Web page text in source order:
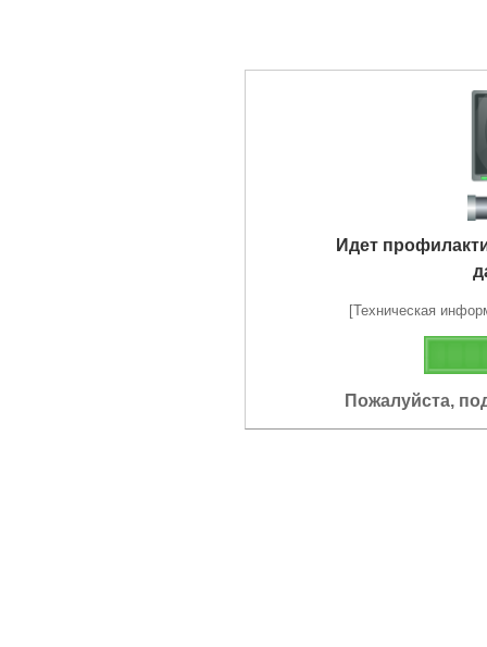
Идет
[Техническая
Пожалуйста,